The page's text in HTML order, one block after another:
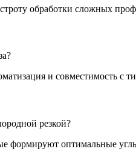
обработки сложных
и совместимость с
резкой?
формируют оптимальные